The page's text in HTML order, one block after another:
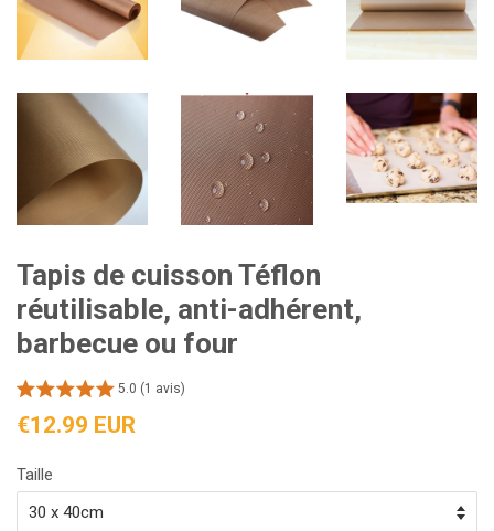
Tapis de cuisson Téflon
réutilisable, anti-adhérent,
barbecue ou four
5.0 (1 avis)
Prix
€12.99 EUR
Taille